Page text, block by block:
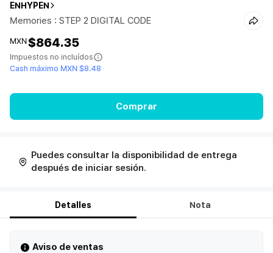
ENHYPEN
Memories : STEP 2 DIGITAL CODE
MXN$864.35
Impuestos no incluídos
Cash máximo MXN $8.48
Comprar
Puedes consultar la disponibilidad de entrega
después de iniciar sesión.
Detalles Nota
Aviso de ventas